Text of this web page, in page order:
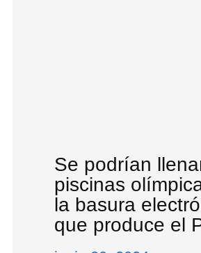
Se podrían
piscinas
la basura
que produce el